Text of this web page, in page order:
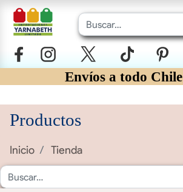
Envíos a todo Chile
Productos
Inicio Tienda